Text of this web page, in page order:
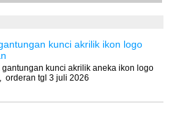
kunci akrilik ikon logo
gantungan kunci akrilik aneka ikon logo
orderan tgl 3 juli 2026